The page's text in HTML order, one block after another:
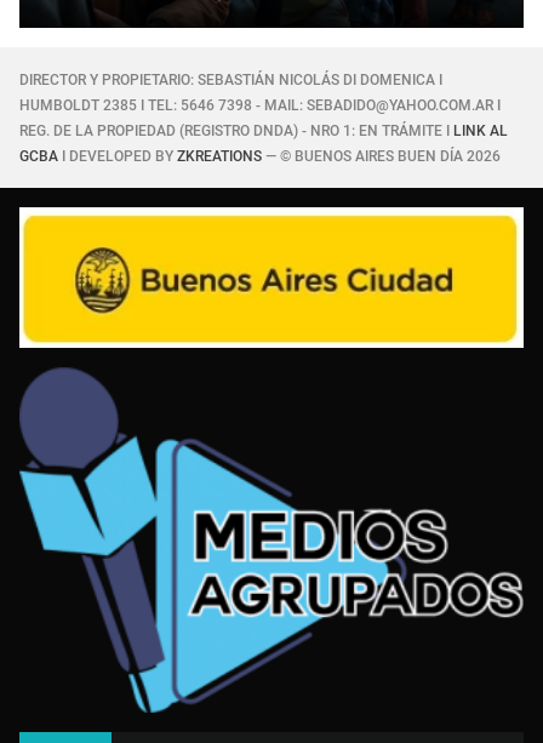
DIRECTOR Y PROPIETARIO: SEBASTIÁN NICOLÁS DI DOMENICA I
HUMBOLDT 2385 I TEL: 5646 7398 - MAIL: SEBADIDO@YAHOO.COM.AR I
REG. DE LA PROPIEDAD (REGISTRO DNDA) - NRO 1: EN TRÁMITE I
LINK AL
GCBA I DEVELOPED BY ZKREATIONS — © BUENOS AIRES BUEN DÍA 2026